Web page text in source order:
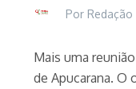
Por
Mais uma
de Apucarana. O